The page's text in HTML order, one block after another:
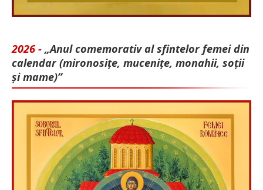
2026 - „Anul comemorativ al sfintelor femei din
calendar (mironosițe, mu­cenițe, monahii, soții
și mame)”